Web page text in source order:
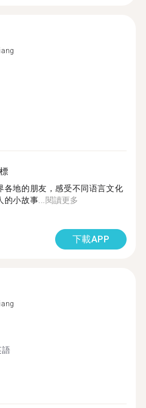
各地的朋友，感受不同语言文化
的小故事...閱讀更多
下載APP
語